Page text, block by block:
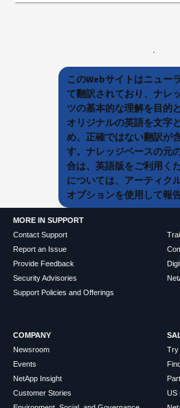
このWebサイトはニュー
て翻訳されており、ナレ
ツの基本的な理解を目的
オリジナルの英語を文字
め、正確ではない翻訳が
す。ナレッジベースの元
合は、英語版をご利用く
については、アーティク
オプションを使用して報
MORE IN SUPPORT
Contact Support
Report an Issue
Provide Feedback
Security Advisories
Support Policies and Offerings
COMPANY
Newsroom
Events
NetApp Insight
Customer Stories
Try
US